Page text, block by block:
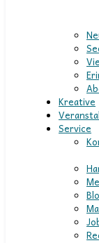
Kreative
Service